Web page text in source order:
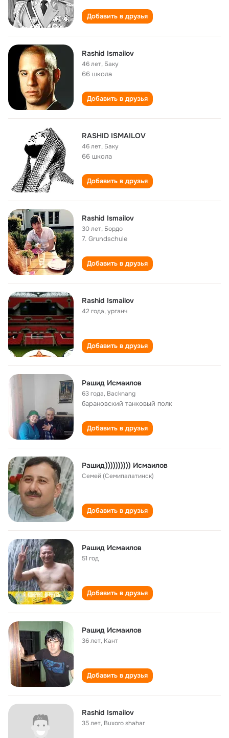
Добавить в друзья
Rashid Ismailov
46 лет, Баку
66 школа
Добавить в друзья
RASHID ISMAILOV
46 лет, Баку
66 школа
Добавить в друзья
Rashid Ismailov
30 лет, Бордо
7. Grundschule
Добавить в друзья
Rashid Ismailov
42 года,урганч
Добавить в друзья
Рашид Исмаилов
63 года, Backnang
барановский танковый полк
Добавить в друзья
Рашид)))))))))) Исмаилов
Семей (Семипалатинск)
Добавить в друзья
Рашид Исмаилов
51 год
Добавить в друзья
Рашид Исмаилов
36 лет, Кант
Добавить в друзья
Rashid Ismailov
35 лет, Buxoro shahar